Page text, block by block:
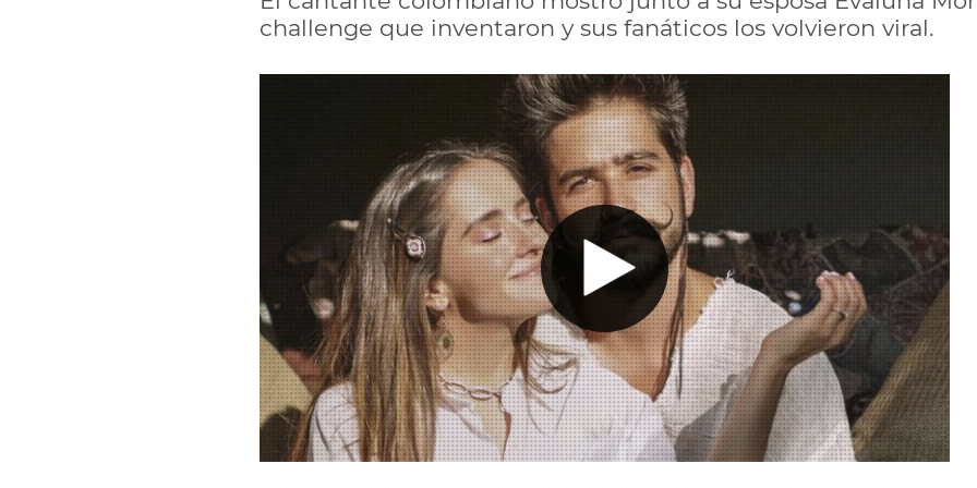
challenge que inventaron y sus fanáticos los volvieron viral.